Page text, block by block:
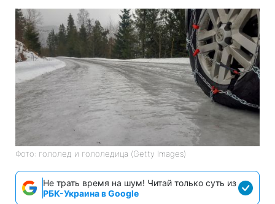
Фото: гололед и гололедица (Getty Images)
Не трать время на шум! Читай только суть из
РБК-Украина в Google